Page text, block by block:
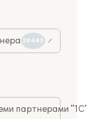
28445
партнерами